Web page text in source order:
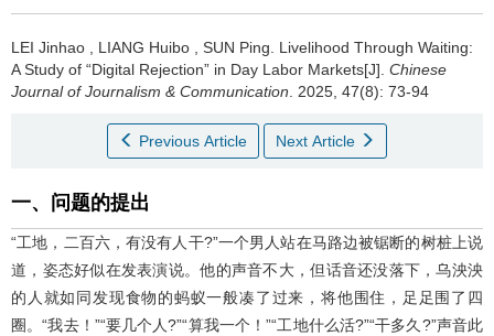
LEI Jinhao LIANG Huibo SUN Ping
Livelihood Through Waiting:
A Study of “Digital Rejection” in Day Labor Markets[J]. Chinese
Journal of Journalism & Communication . 2025, 47(8): 73-94
Previous Article Next Article
一、问题的提出
“工地，二百六，有没有人干?”一个男人站在马路边被锯断的树桩上说
道，姿态好似在发表演说。他的声音不大，但话音还没落下，乌泱泱
的人就如同发现食物的蚂蚁一般凑了过来，将他围住，足足围了四
圈。“我去！”“要几个人?”“算我一个！”“工地什么活?”“干多久?”声音此